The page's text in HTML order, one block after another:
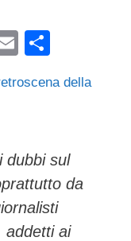
E
ail n
di
della
dubbi sul
da
addetti ai